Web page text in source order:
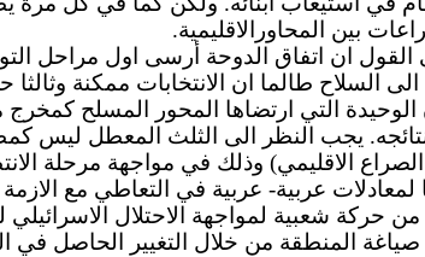
بين المحاورالاقليمية.
ان اتفاق الدوحة أرسى اول مراحل
التي ارتضاها المحور المسلح
لادارة الوضع اللبناني في مواجهة القرار 1559 ونتائجه.
الاقليمي) وذلك في مواجهة مرحلة
عربية- عربية في التعاطي مع الازمة
حركة شعبية لمواجهة الاحتلال
المنطقة من خلال التغيير الحاصل في